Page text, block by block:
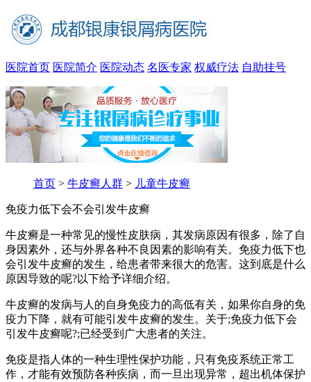
医院首页 医院简介 医院动态 名医专家 权威疗法 自助挂号
首页 > 牛皮癣人群 > 儿童牛皮癣
免疫力低下会不会引发牛皮癣
牛皮癣是一种常见的慢性皮肤病，其发病原因有很多，除了自
身因素外，还与外界各种不良因素的影响有关。免疫力低下也
会引发牛皮癣的发生，给患者带来很大的危害。这到底是什么
原因导致的呢?以下给予详细介绍。
牛皮癣的发病与人的自身免疫力的高低有关，如果你自身的免
疫力下降，就有可能引发牛皮癣的发生。关于;免疫力低下会
引发牛皮癣呢?;已经受到广大患者的关注。
免疫是指人体的一种生理性保护功能，只有免疫系统正常工
作，才能有效预防各种疾病，而一旦出现异常，超出机体保护